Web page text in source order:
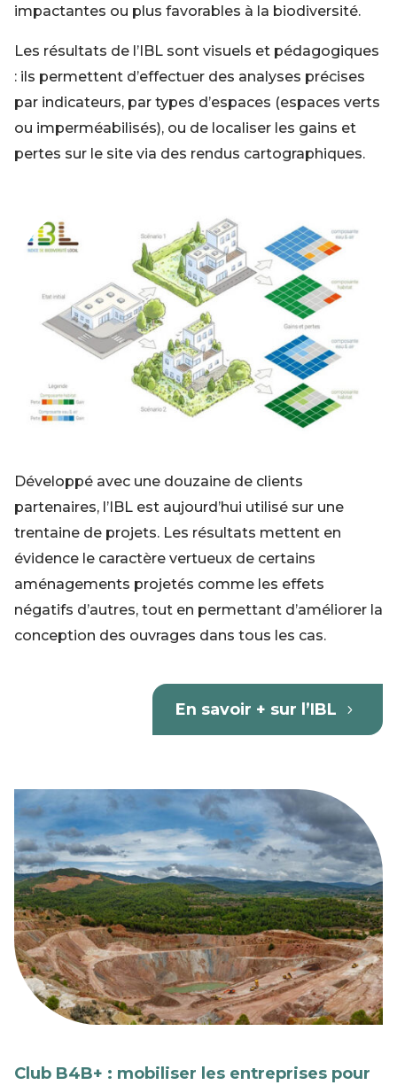
impactantes ou plus favorables à la biodiversité.
Les résultats de l’IBL sont visuels et pédagogiques
: ils permettent d’effectuer des analyses précises
par indicateurs, par types d’espaces (espaces verts
ou imperméabilisés), ou de localiser les gains et
pertes sur le site via des rendus cartographiques.
Développé avec une douzaine de clients
partenaires, l’IBL est aujourd’hui utilisé sur une
trentaine de projets. Les résultats mettent en
évidence le caractère vertueux de certains
aménagements projetés comme les effets
négatifs d’autres, tout en permettant d’améliorer la
conception des ouvrages dans tous les cas.
En savoir + sur l’IBL
Club B4B+ : mobiliser les entreprises pour